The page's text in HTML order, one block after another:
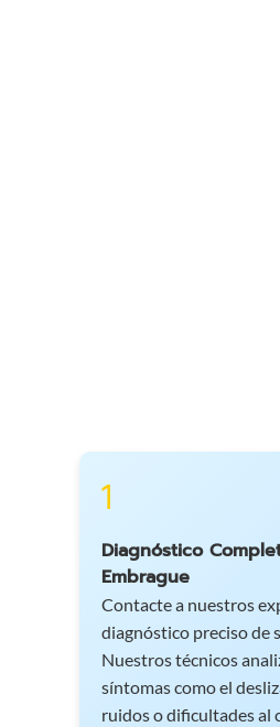
1
Diagnóstico
Embrague
Contacte a nuestros
diagnóstico preciso de
Nuestros técnicos
síntomas como el
ruidos o dificultades al